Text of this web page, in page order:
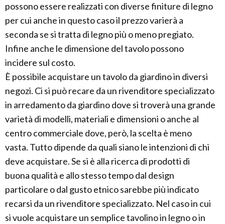
possono essere realizzati con diverse finiture di legno
per cui anche in questo caso il prezzo varierà a
seconda se si tratta di legno più o meno pregiato.
Infine anche le dimensione del tavolo possono
incidere sul costo.
È possibile acquistare un tavolo da giardino in diversi
negozi. Ci si può recare da un rivenditore specializzato
in arredamento da giardino dove si troverà una grande
varietà di modelli, materiali e dimensioni o anche al
centro commerciale dove, però, la scelta è meno
vasta. Tutto dipende da quali siano le intenzioni di chi
deve acquistare. Se si è alla ricerca di prodotti di
buona qualità e allo stesso tempo dal design
particolare o dal gusto etnico sarebbe più indicato
recarsi da un rivenditore specializzato. Nel caso in cui
si vuole acquistare un semplice tavolino in legno o in